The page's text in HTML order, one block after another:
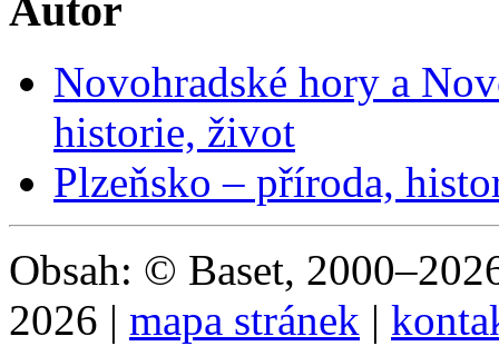
Autor
Novohradské hory a
historie, život
Plzeňsko – příroda,
Obsah: © Baset,
2026 | mapa stránek |